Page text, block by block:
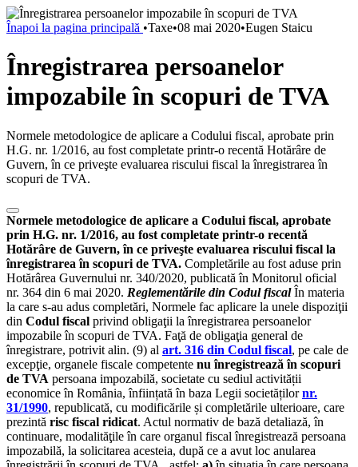
Înapoi la pagina principală •Taxe•08 mai 2020•Eugen Staicu
Înregistrarea persoanelor
impozabile în scopuri de TVA
Normele metodologice de aplicare a Codului fiscal, aprobate prin
H.G. nr. 1/2016, au fost completate printr-o recentă Hotărâre de
Guvern, în ce priveşte evaluarea riscului fiscal la înregistrarea în
scopuri de TVA.
Normele metodologice de aplicare a Codului fiscal, aprobate
prin H.G. nr. 1/2016, au fost completate printr-o recentă
Hotărâre de Guvern, în ce priveşte evaluarea riscului fiscal la
înregistrarea în scopuri de TVA. Completările au fost aduse prin
Hotărârea Guvernului nr. 340/2020, publicată în Monitorul oficial
nr. 364 din 6 mai 2020. Reglementările din Codul fiscalÎn materia
la care s-au adus completări, Normele fac aplicare la unele dispoziţii
din Codul fiscal privind obligaţii la înregistrarea persoanelor
impozabile în scopuri de TVA. Faţă de obligaţia general de
înregistrare, potrivit alin. (9) al art. 316 din Codul fiscal, pe cale de
excepţie, organele fiscale competente nu înregistrează în scopuri
de TVA persoana impozabilă, societate cu sediul activității
economice în România, înființată în baza Legii societățilornr.
31/1990, republicată, cu modificările și completările ulterioare, care
prezintă risc fiscal ridicat. Actul normativ de bază detaliază, în
continuare, modalităţile în care organul fiscal înregistrează persoana
impozabilă, la solicitarea acesteia, după ce a avut loc anularea